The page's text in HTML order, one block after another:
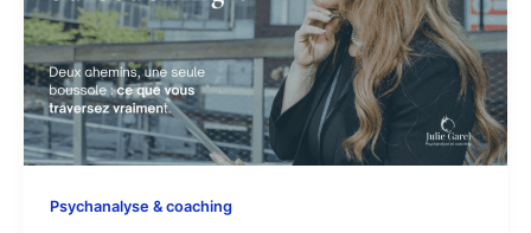
Psychanalyse & coaching